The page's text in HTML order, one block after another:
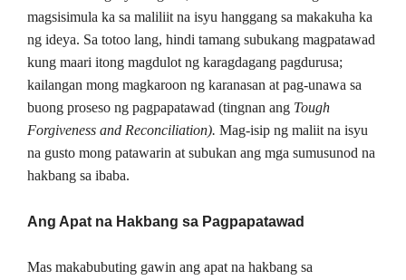
magsisimula ka sa maliliit na isyu hanggang sa makakuha ka
ng ideya. Sa totoo lang, hindi tamang subukang magpatawad
kung maari itong magdulot ng karagdagang pagdurusa;
kailangan mong magkaroon ng karanasan at pag-unawa sa
buong proseso ng pagpapatawad (tingnan ang Tough
Forgiveness and Reconciliation). Mag-isip ng maliit na isyu
na gusto mong patawarin at subukan ang mga sumusunod na
hakbang sa ibaba.
Ang Apat na Hakbang sa Pagpapatawad
Mas makabubuting gawin ang apat na hakbang sa